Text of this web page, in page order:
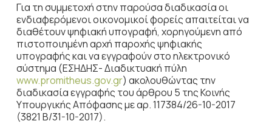
Για τη συμμετοχή στην παρούσα διαδικασία οι
ενδιαφερόμενοι οικονομικοί φορείς απαιτείται να
διαθέτουν ψηφιακή υπογραφή, χορηγούμενη από
πιστοποιημένη αρχή παροχής ψηφιακής
υπογραφής και να εγγραφούν στο ηλεκτρονικό
σύστημα (ΕΣΗΔΗΣ- Διαδικτυακή πύλη
www.promitheus.gov.gr) ακολουθώντας την
διαδικασία εγγραφής του άρθρου 5 της Κοινής
Υπουργικής Απόφασης με αρ. 117384/26-10-2017
(3821 Β/31-10-2017).